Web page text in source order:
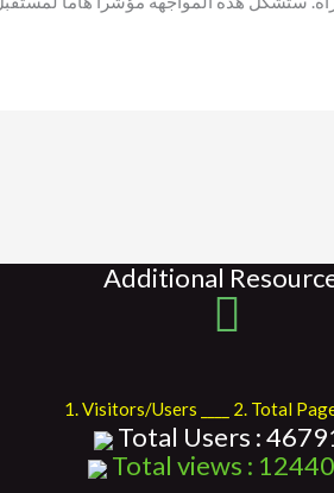
Additional
1. Visitors/Users ____ 2. Total
Total Users :
Total views :